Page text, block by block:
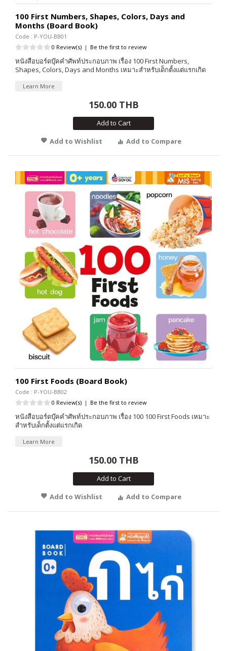
100 First Numbers, Shapes, Colors, Days and
Months (Board Book)
Code : P-YOU-BB01
0 Review(s) | Be the first to review
หนังสือบอร์ดบุ๊คคำศัพท์ประกอบภาพ เรื่อง 100 First Numbers,
Shapes, Colors, Days and Months เหมาะสำหรับเด็กตั้งแต่แรกเกิด
Learn More
150.00 THB
Add to Cart
Add to Wishlist
Add to Compare
100 First Foods (Board Book)
Code : P-YOU-BB02
0 Review(s) | Be the first to review
หนังสือบอร์ดบุ๊คคำศัพท์ประกอบภาพ เรื่อง 100 100 First Foods เหมาะ
สำหรับเด็กตั้งแต่แรกเกิด
Learn More
150.00 THB
Add to Cart
Add to Wishlist
Add to Compare